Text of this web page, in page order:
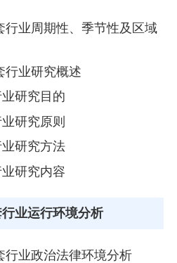
行业周期性、季节性及区域
行业研究概述
研究目的
研究原则
研究方法
研究内容
业运行环境分析
行业政治法律环境分析